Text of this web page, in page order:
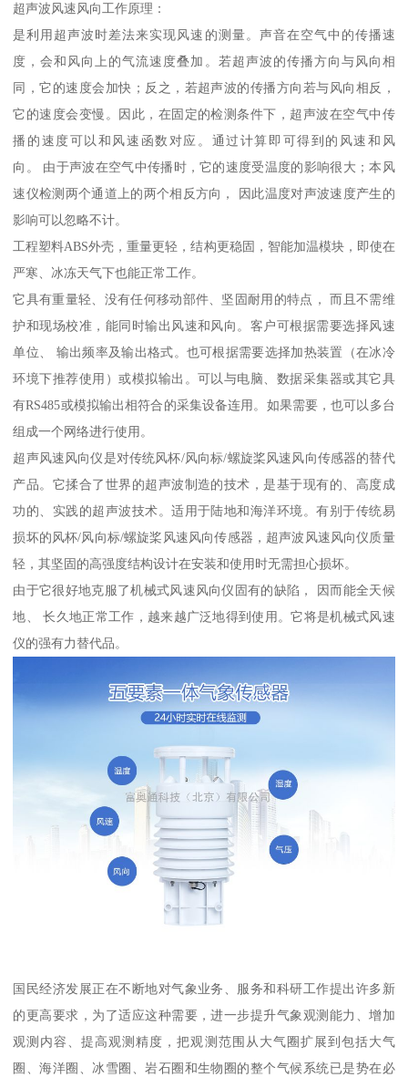
超声波风速风向工作原理：
是利用超声波时差法来实现风速的测量。声音在空气中的传播速
度，会和风向上的气流速度叠加。若超声波的传播方向与风向相
同，它的速度会加快；反之，若超声波的传播方向若与风向相反，
它的速度会变慢。因此，在固定的检测条件下，超声波在空气中传
播的速度可以和风速函数对应。通过计算即可得到的风速和风
向。 由于声波在空气中传播时，它的速度受温度的影响很大；本风
速仪检测两个通道上的两个相反方向， 因此温度对声波速度产生的
影响可以忽略不计。
工程塑料ABS外壳，重量更轻，结构更稳固，智能加温模块，即使在
严寒、冰冻天气下也能正常工作。
它具有重量轻、没有任何移动部件、坚固耐用的特点， 而且不需维
护和现场校准，能同时输出风速和风向。客户可根据需要选择风速
单位、 输出频率及输出格式。也可根据需要选择加热装置（在冰冷
环境下推荐使用）或模拟输出。可以与电脑、数据采集器或其它具
有RS485或模拟输出相符合的采集设备连用。如果需要，也可以多台
组成一个网络进行使用。
超声风速风向仪是对传统风杯/风向标/螺旋桨风速风向传感器的替代
产品。它揉合了世界的超声波制造的技术，是基于现有的、高度成
功的、实践的超声波技术。适用于陆地和海洋环境。有别于传统易
损坏的风杯/风向标/螺旋桨风速风向传感器，超声波风速风向仪质量
轻，其坚固的高强度结构设计在安装和使用时无需担心损坏。
由于它很好地克服了机械式风速风向仪固有的缺陷， 因而能全天候
地、 长久地正常工作，越来越广泛地得到使用。它将是机械式风速
仪的强有力替代品。
国民经济发展正在不断地对气象业务、服务和科研工作提出许多新
的更高要求，为了适应这种需要，进一步提升气象观测能力、增加
观测内容、提高观测精度，把观测范围从大气圈扩展到包括大气
圈、海洋圈、冰雪圈、岩石圈和生物圈的整个气候系统已是势在必